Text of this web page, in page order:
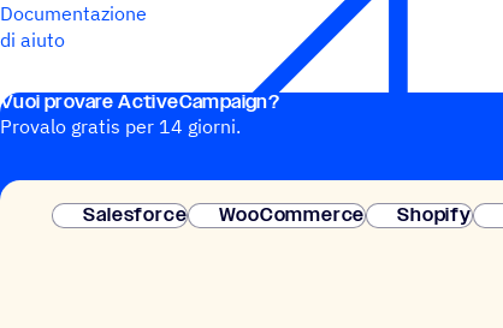
Documentazione
di aiuto
Vuoi provare ActiveCampaign?
Provalo gratis per 14 giorni.
Salesforce
WooCommerce Shopify